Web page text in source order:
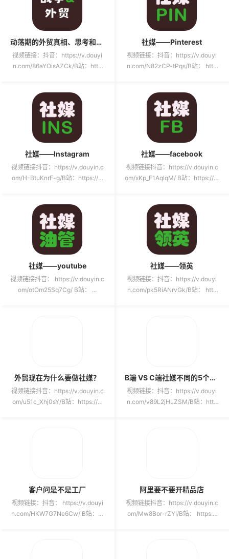
动荡期的外贸真相、思考和长期规划
视频链接：抖音：https://v.douyi
n.com/86aYOisAZCk/B站：http
社媒——Pinterest
视频链接：抖音：https://v.douyi
n.com/N82zCP-tPqs/B站： http
社媒——Instagram
视频链接抖音：https://v.douyin.c
om/H-BtuKnrF-g/B站：https://w
社媒——facebook
视频链接抖音：https://v.douyin.c
om/xKp_F1AqlqM/ B站：https://w
社媒——youtube
视频链接抖音： https://v.douyin.c
om/otOm25Sq7Cg/ B站： ...
社媒——领英
视频链接：抖音：https://v.douyi
n.com/pk5RiANrvGk/B站： http
外贸现在为什么要做社媒？
视频链接抖音：https://v.douyin.c
om/u51c_Xhj0sY/B站：https://w
B端 VS C端社媒不同的5个底层原因
视频链接：抖音：https://v.douyi
n.com/v89L2jHLZSM/B站：http
客户问是不是工厂
视频链接：抖音： https://v.douyi
n.com/HKW7G7Ne6Cw/ B站：ht
阿里要不要开精品店
视频链接抖音：https://v.douyin.c
om/Mw8Bor-rZYI/B站： https://